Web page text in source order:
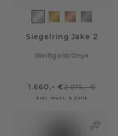
Siegelring Jake 2
Weißgold/Onyx
1.660,- €2.075,- €
Exkl. MwSt. & Zölle